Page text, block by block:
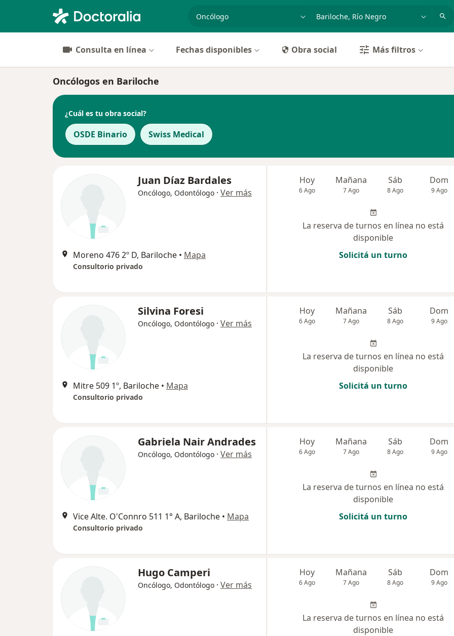
especialidad, enfermedad o nombrep. ej. Buenos Aires
Consulta en línea Fechas disponibles Obra social Más filtros
Oncólogos en Bariloche
¿Cuál es tu obra social?
OSDE Binario Swiss Medical
Juan Díaz Bardales
Oncólogo, Odontólogo · Ver más
Moreno 476 2º D, Bariloche • Mapa
Consultorio privado
Hoy
6 Ago
Mañana
7 Ago
Sáb
8 Ago
Dom
9 Ago
La reserva de turnos en línea no está
disponible
Solicitá un turno
Silvina Foresi
Oncólogo, Odontólogo · Ver más
Mitre 509 1º, Bariloche • Mapa
Consultorio privado
Hoy
6 Ago
Mañana
7 Ago
Sáb
8 Ago
Dom
9 Ago
La reserva de turnos en línea no está
disponible
Solicitá un turno
Gabriela Nair Andrades
Oncólogo, Odontólogo · Ver más
Vice Alte. O'Connro 511 1° A, Bariloche • Mapa
Consultorio privado
Hoy
6 Ago
Mañana
7 Ago
Sáb
8 Ago
Dom
9 Ago
La reserva de turnos en línea no está
disponible
Solicitá un turno
Hugo Camperi
Oncólogo, Odontólogo · Ver más
Hoy
6 Ago
Mañana
7 Ago
Sáb
8 Ago
Dom
9 Ago
La reserva de turnos en línea no está
disponible